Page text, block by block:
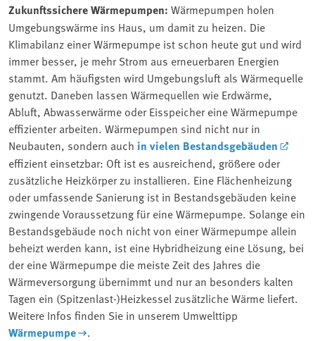
Zukunftssichere Wärmepumpen: Wärmepumpen holen
Umgebungswärme ins Haus, um damit zu heizen. Die
Klimabilanz einer Wärmepumpe ist schon heute gut und wird
immer besser, je mehr Strom aus erneuerbaren Energien
stammt. Am häufigsten wird Umgebungsluft als Wärmequelle
genutzt. Daneben lassen Wärmequellen wie Erdwärme,
Abluft, Abwasserwärme oder Eisspeicher eine Wärmepumpe
effizienter arbeiten. Wärmepumpen sind nicht nur in
Neubauten, sondern auch in vielen Bestandsgebäuden
effizient einsetzbar: Oft ist es ausreichend, größere oder
zusätzliche Heizkörper zu installieren. Eine Flächenheizung
oder umfassende Sanierung ist in Bestandsgebäuden keine
zwingende Voraussetzung für eine Wärmepumpe. Solange ein
Bestandsgebäude noch nicht von einer Wärmepumpe allein
beheizt werden kann, ist eine Hybridheizung eine Lösung, bei
der eine Wärmepumpe die meiste Zeit des Jahres die
Wärmeversorgung übernimmt und nur an besonders kalten
Tagen ein (Spitzenlast-)Heizkessel zusätzliche Wärme liefert.
Weitere Infos finden Sie in unserem Umwelttipp
Wärmepumpe .